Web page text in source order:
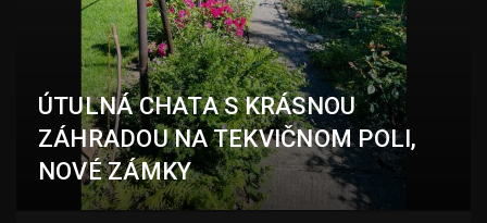
ÚTULNÁ CHATA S KRÁSNOU
ZÁHRADOU NA TEKVIČNOM POLI,
NOVÉ ZÁMKY